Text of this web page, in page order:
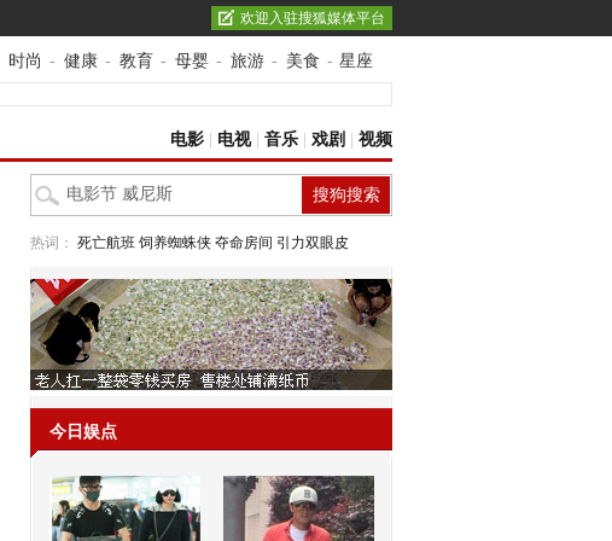
欢迎入驻搜狐媒体平台
时尚 - 健康 - 教育 - 母婴 - 旅游 - 美食 - 星座
电影 电视| 音乐 戏剧 视频
热词： 死亡航班 饲养蜘蛛侠 夺命房间 引力双眼皮
今日娱点